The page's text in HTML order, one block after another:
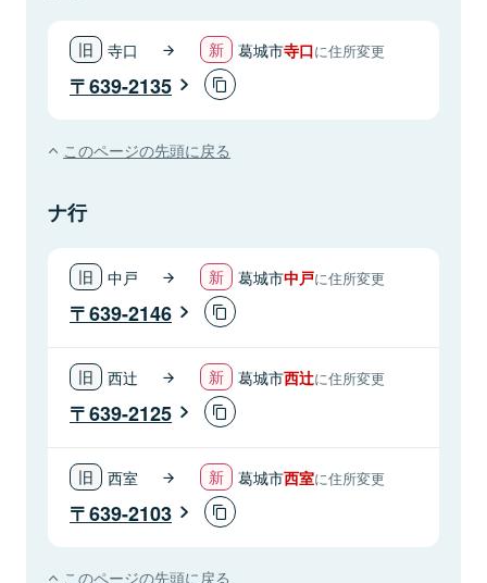
寺口 葛城市寺口に住所変更
639-2135
このページの先頭に戻る
ナ行
中戸 葛城市中戸に住所変更
639-2146
西辻 葛城市西辻に住所変更
639-2125
西室 葛城市西室に住所変更
639-2103
このページの先頭に戻る